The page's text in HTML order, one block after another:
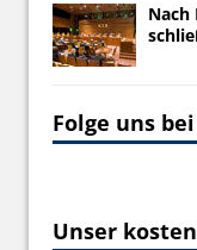
Nach
Folge uns
Unser